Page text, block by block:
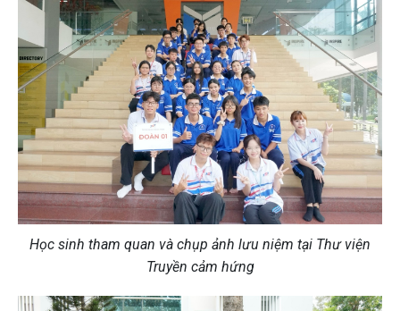
Học sinh tham quan và chụp ảnh lưu niệm tại Thư viện
Truyền cảm hứng